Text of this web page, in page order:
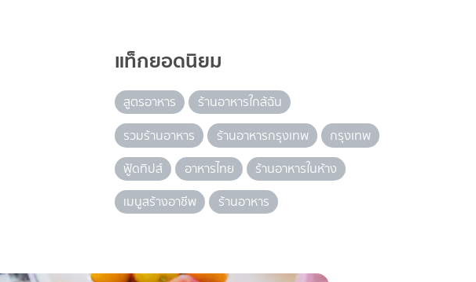
แท็กยอดนิยม
สูตรอาหาร
ร้านอาหารใกล้ฉัน
รวมร้านอาหาร
ร้านอาหารกรุงเทพ
กรุงเทพ
ฟู้ดทิปส์
อาหารไทย
ร้านอาหารในห้าง
เมนูสร้างอาชีพ
ร้านอาหาร